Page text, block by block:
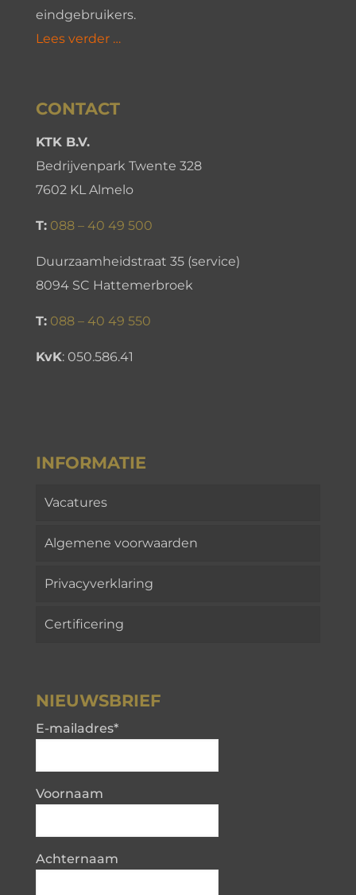
eindgebruikers.
Lees verder …
CONTACT
KTK B.V.
Bedrijvenpark Twente 328
7602 KL Almelo
T: 088 – 40 49 500
Duurzaamheidstraat 35 (service)
8094 SC Hattemerbroek
T: 088 – 40 49 550
KvK: 050.586.41
INFORMATIE
Vacatures
Algemene voorwaarden
Privacyverklaring
Certificering
NIEUWSBRIEF
E-mailadres*
Voornaam
Achternaam